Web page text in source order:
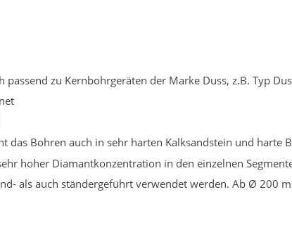
zu Kernbohrgeräten der Marke Duss, z.B. Typ
das Bohren auch in sehr harten Kalksandstein und harte
hoher Diamantkonzentration in den einzelnen
als auch ständergeführt verwendet werden. Ab Ø 200